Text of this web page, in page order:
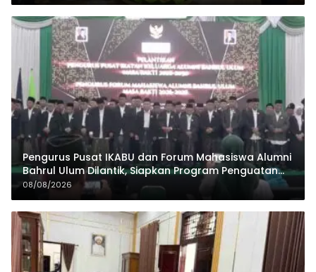
Pengurus Pusat IKABU dan Forum Mahasiswa Alumni
Bahrul Ulum Dilantik, Siapkan Program Penguatan
Organisasi dan Ekonomi
08/08/2026